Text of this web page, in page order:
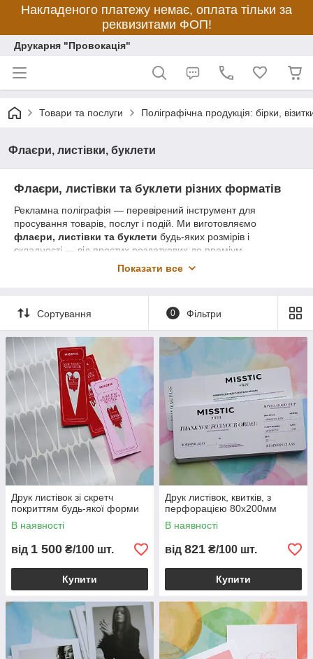
Накладеного платежу немає, оплата тільки за
реквизитами ФОП!
Друкарня "Провокація"
Товари та послуги Поліграфічна продукція: бірки,
Флаєри, листівки, буклети
Флаєри, листівки та буклети різних форматів
Рекламна поліграфія — перевірений інструмент для
просування товарів, послуг і подій. Ми виготовляємо
флаєри, листівки та буклети будь-яких розмірів і
складності — від простих роздаткових до преміум
презентаційних варіантів.
✅Якісний офсетний, цифровий або дизайнерський друк
✅Розробка дизайну або друк із вашого макета
Доставка по всій Україні та за кордон
Листівки та буклети — популярний формат для рекламних
акцій, виставок, запусків нових продуктів або як вкладення до
онлайн-замовлень. Ми допоможемо створити яскраву
поліграфію, яка запам’ятається та працюватиме на ваш
бренд.
Фотографії готових робіт в розділіФотогалерея
Показати все
Сортування 0 Фільтри
Друк листівок зі скретч
покриттям будь-якої форми
В наявності
від 1 500 ₴/100 шт.
Купити
Друк листівок, квитків, з
перфорацією 80х200мм
В наявності
від 821 ₴/100 шт.
Купити